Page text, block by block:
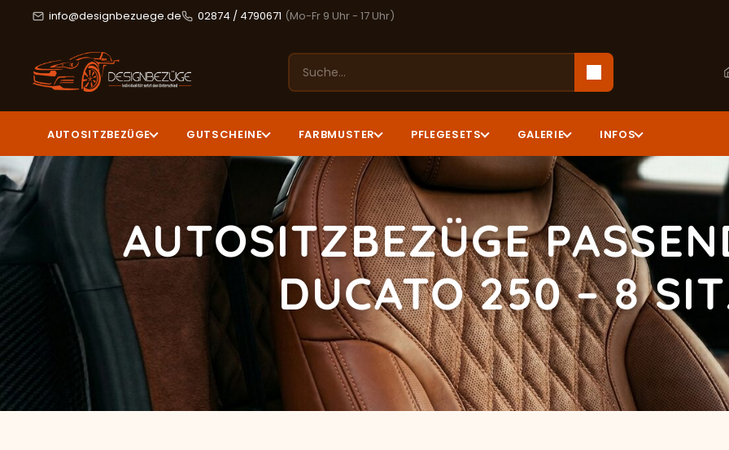
info@designbezuege.de 02874 / 4790671 (Mo-Fr 9 Uhr - 17 Uhr)
AUTOSITZBEZÜGE GUTSCHEINE FARBMUSTER PFLEGESETS GALERIE INFOS
AUTOSITZBEZÜGE
DUCATO 250 – 8